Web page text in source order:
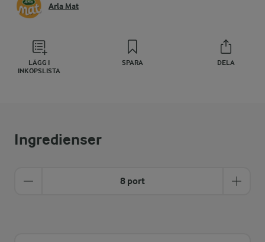
Arla Mat
LÄGG I
INKÖPSLISTA
SPARA DELA
Ingredienser
8 port